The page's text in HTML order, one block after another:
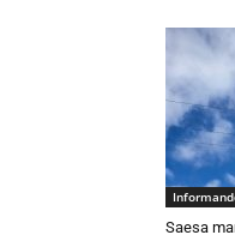
Saesa